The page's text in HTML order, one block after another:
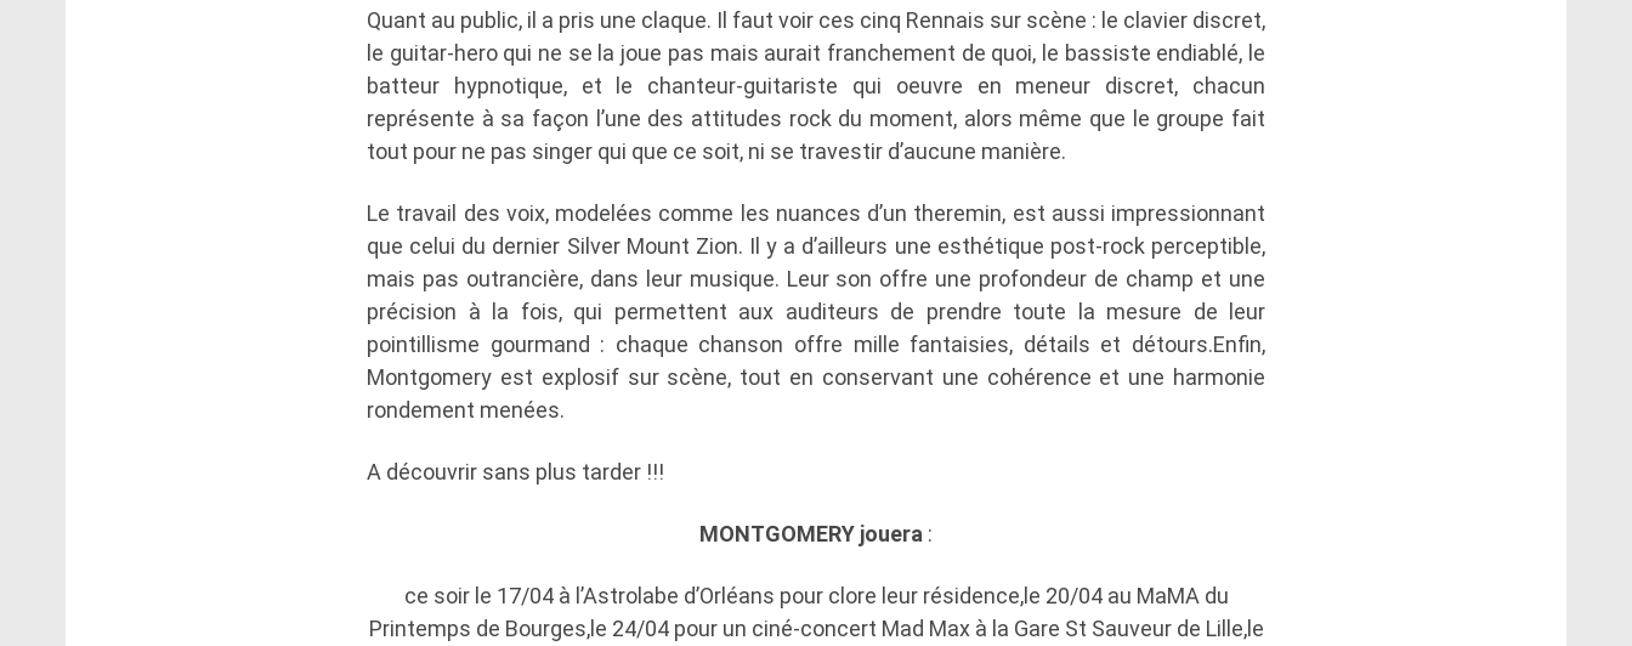
Quant au public, il a pris une claque. Il faut voir ces cinq Rennais sur scène : le clavier discret,
le guitar-hero qui ne se la joue pas mais aurait franchement de quoi, le bassiste endiablé, le
batteur hypnotique, et le chanteur-guitariste qui oeuvre en meneur discret, chacun
représente à sa façon l’une des attitudes rock du moment, alors même que le groupe fait
tout pour ne pas singer qui que ce soit, ni se travestir d’aucune manière.
Le travail des voix, modelées comme les nuances d’un theremin, est aussi impressionnant
que celui du dernier Silver Mount Zion. Il y a d’ailleurs une esthétique post-rock perceptible,
mais pas outrancière, dans leur musique. Leur son offre une profondeur de champ et une
précision à la fois, qui permettent aux auditeurs de prendre toute la mesure de leur
pointillisme gourmand : chaque chanson offre mille fantaisies, détails et détours.Enfin,
Montgomery est explosif sur scène, tout en conservant une cohérence et une harmonie
rondement menées.
A découvrir sans plus tarder !!!
MONTGOMERY jouera :
ce soir le 17/04 à l’Astrolabe d’Orléans pour clore leur résidence,le 20/04 au MaMA du
Printemps de Bourges,le 24/04 pour un ciné-concert Mad Max à la Gare St Sauveur de Lille,le